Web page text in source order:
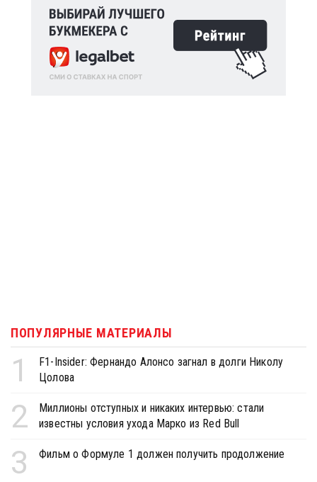
ПОПУЛЯРНЫЕ МАТЕРИАЛЫ
1
F1-Insider: Фернандо Алонсо загнал в долги Николу
Цолова
2
Миллионы отступных и никаких интервью: стали
известны условия ухода Марко из Red Bull
3 Фильм о Формуле 1 должен получить продолжение